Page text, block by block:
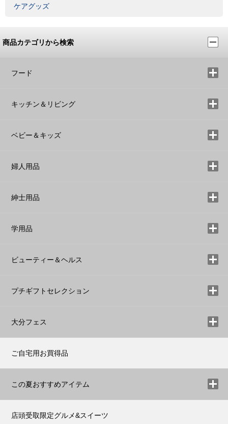
ケアグッズ
商品カテゴリから検索
フード
キッチン＆リビング
ベビー＆キッズ
婦人用品
紳士用品
学用品
ビューティー＆ヘルス
プチギフトセレクション
大分フェス
ご自宅用お買得品
この夏おすすめアイテム
店頭受取限定グルメ&スイーツ